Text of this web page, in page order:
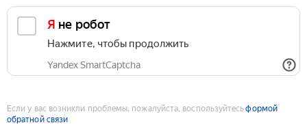
Я не робот
Нажмите, чтобы продолжить
Yandex SmartCaptcha
Если у вас возникли проблемы, пожалуйста, воспользуйтесьформой
обратной связи